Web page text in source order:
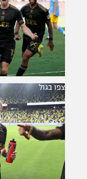
צפו בגול